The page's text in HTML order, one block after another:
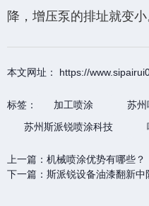
降，增压泵的排址就变小
本文网址： https://
标签： 加工喷涂
苏州
苏州斯派锐喷涂科技
上一篇： 机械喷涂优势有哪些？
下一篇： 斯派锐设备油漆翻新